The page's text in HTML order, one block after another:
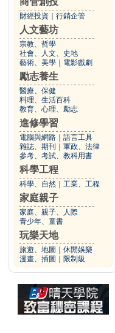
財經投資 行銷企管
人文藝坊
宗教、哲學
社會、人文、史地
藝術、美學
電影戲劇
勵志養生
醫療、保健
料理、生活百科
教育、心理、勵志
進修學習
電腦與網路
語言工具
雜誌、期刊
軍政、法律
參考、考試、教科用書
科學工程
科學、自然 工業、工程
家庭親子
家庭、親子、人際
青少年、童書
玩樂天地
旅遊、地圖
休閒娛樂
漫畫、插圖
限制級